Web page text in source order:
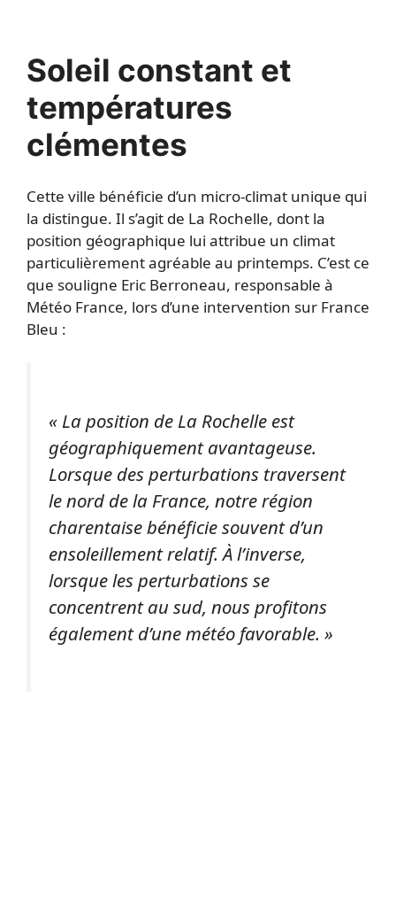
Soleil constant et
températures
clémentes
Cette ville bénéficie d’un micro-climat unique qui
la distingue. Il s’agit de La Rochelle, dont la
position géographique lui attribue un climat
particulièrement agréable au printemps. C’est ce
que souligne Eric Berroneau, responsable à
Météo France, lors d’une intervention sur France
Bleu :
« La position de La Rochelle est
géographiquement avantageuse.
Lorsque des perturbations traversent
le nord de la France, notre région
charentaise bénéficie souvent d’un
ensoleillement relatif. À l’inverse,
lorsque les perturbations se
concentrent au sud, nous profitons
également d’une météo favorable. »